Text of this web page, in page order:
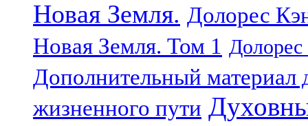
Новая Земля. Долорес
Новая Земля. Том 1
Дополнительный материал
жизненного пути